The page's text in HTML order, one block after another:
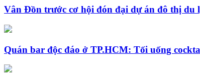
Vân Đồn trước cơ hội đón đại dự án đô thị du
Quán bar độc đáo ở TP.HCM: Tối uống